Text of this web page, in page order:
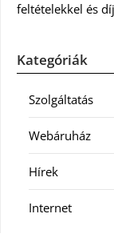
feltételekkel és
Kategóriák
Szolgáltatás
Webáruház
Hírek
Internet